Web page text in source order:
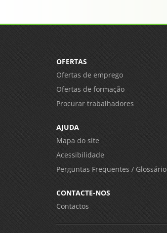
OFERTAS
Ofertas de emprego
Ofertas de formação
Procurar trabalhadores
AJUDA
Mapa do site
Acessibilidade
Perguntas Frequentes / Glossário
CONTACTE-NOS
Contactos